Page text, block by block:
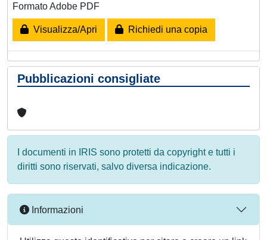
Formato Adobe PDF
Visualizza/Apri Richiedi una copia
Pubblicazioni consigliate
I documenti in IRIS sono protetti da copyright e tutti i
diritti sono riservati, salvo diversa indicazione.
Informazioni